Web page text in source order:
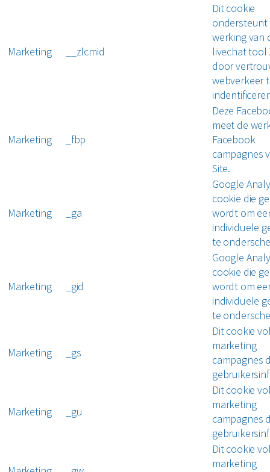
Marketing __zlcmid
Dit cookie
ondersteunt
werking van
livechat tool
door
webverkeer
Marketing _fbp
Deze
meet de
Facebook
campagnes
Site.
Marketing _ga
Google
cookie die
wordt om
individuele
te
Marketing _gid
Google
cookie die
wordt om
individuele
te
Marketing _gs
Dit cookie
marketing
campagnes
Marketing _gu
Dit cookie
marketing
campagnes
Dit cookie
marketing